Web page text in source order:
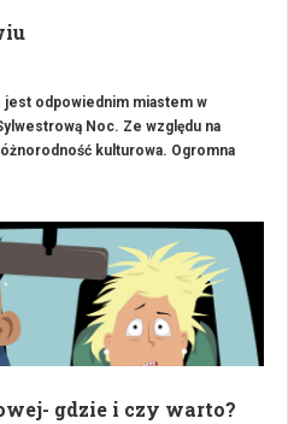
odpowiednim miastem w
Noc. Ze względu na
kulturowa. Ogromna
i już tutaj większość osób
gdzie i czy warto?